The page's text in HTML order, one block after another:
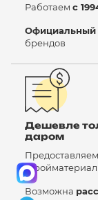
Работаем с
Официальный
брендов
Дешевле
даром
Предоставляем
Возможна